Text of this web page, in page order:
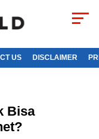
US DISCLAIMER
Bisa